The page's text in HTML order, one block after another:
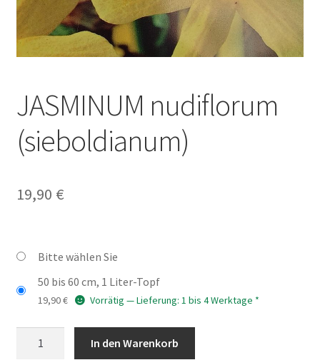
JASMINUM nudiflorum
(sieboldianum)
19,90 €
Bitte wählen Sie
50 bis 60 cm, 1 Liter-Topf
19,90€ Vorrätig — Lieferung: 1 bis 4 Werktage *
In den Warenkorb